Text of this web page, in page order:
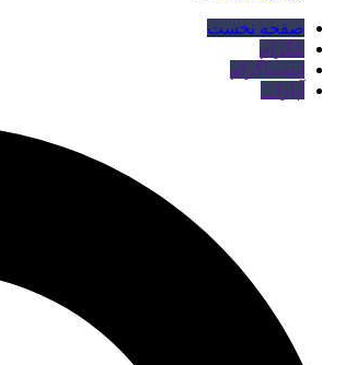
صفحه نخست
تلگرام
اینستاگرام
آپارات